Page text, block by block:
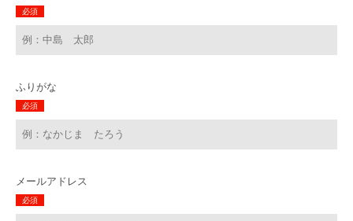
必須
ふりがな
必須
メールアドレス
必須